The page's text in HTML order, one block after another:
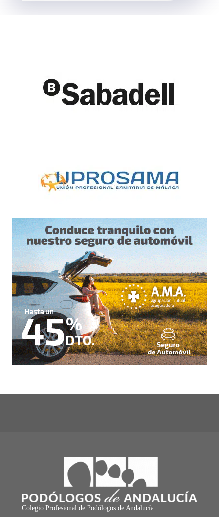
Colegio Profesional de Podólogos de Andalucía